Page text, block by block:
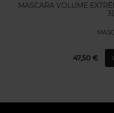
MASCARA VOLUME
47,50 €